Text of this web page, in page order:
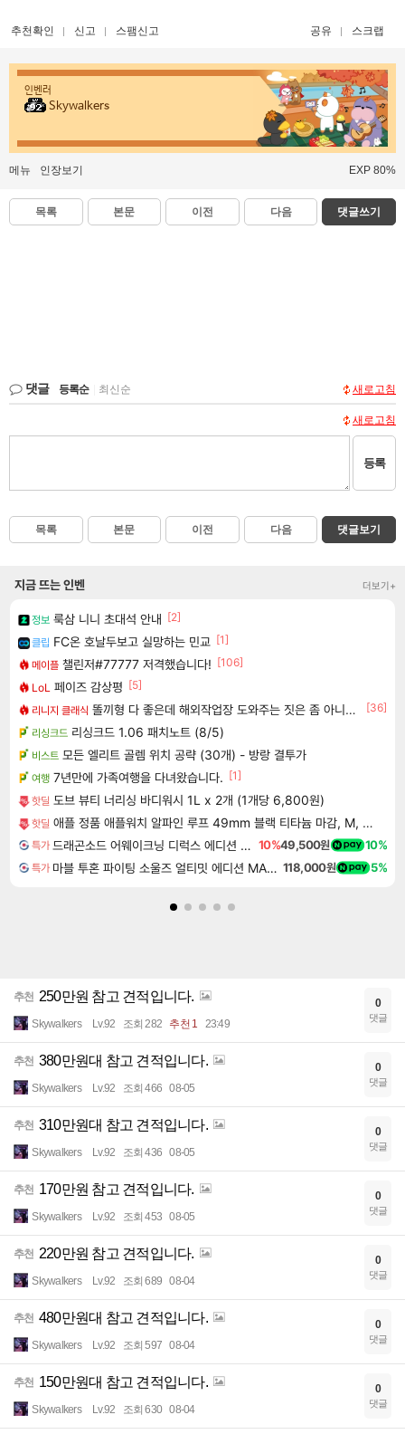
추천확인 신고 스팸신고 공유 스크랩
인벤러
Skywalkers
메뉴 인장보기 EXP 80%
목록 본문 이전 다음 댓글쓰기
댓글 등록순 최신순 새로고침
새로고침
등록
목록 본문 이전 다음 댓글보기
지금 뜨는 인벤 더보기+
정보 룩삼 니니 초대석 안내 [2]
클립 FC온 호날두보고 실망하는 민교 [1]
메이플 챌린저#77777 저격했습니다! [106]
LoL 페이즈 감상평 [5]
리니지 클래식 똘끼형 다 좋은데 해외작업장 도와주는 짓은 좀 아니지않냐?
[36]
리싱크드 리싱크드 1.06 패치노트 (8/5)
비스트 모든 엘리트 골렘 위치 공략 (30개) - 방랑 결투가
여행 7년만에 가족여행을 다녀왔습니다. [1]
핫딜 도브 뷰티 너리싱 바디워시 1L x 2개 (1개당 6,800원)
핫딜 애플 정품 애플워치 알파인 루프 49mm 블랙 티타늄 마감, M, 라이트 블루
특가 드래곤소드 어웨이크닝 디럭스 에디션 DragonSword Awakening Deluxe Edition 10%49,500원 10%
특가 마블 투혼 파이팅 소울즈 얼티밋 에디션 MARVEL Tokon Fighting Souls Ultimate Edition 118,000원 5%
추천 250만원 참고 견적입니다.
Skywalkers Lv.92 조회 282 추천 1 23:49
0
댓글
추천 380만원대 참고 견적입니다.
Skywalkers Lv.92 조회 466 08-05
0
댓글
추천 310만원대 참고 견적입니다.
Skywalkers Lv.92 조회 436 08-05
0
댓글
추천 170만원 참고 견적입니다.
Skywalkers Lv.92 조회 453 08-05
0
댓글
추천 220만원 참고 견적입니다.
Skywalkers Lv.92 조회 689 08-04
0
댓글
추천 480만원대 참고 견적입니다.
Skywalkers Lv.92 조회 597 08-04
0
댓글
추천 150만원대 참고 견적입니다.
Skywalkers Lv.92 조회 630 08-04
0
댓글